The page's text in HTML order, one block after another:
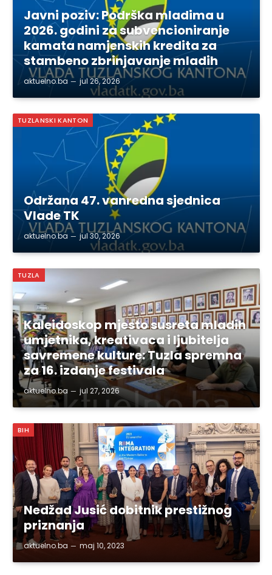
Javni poziv: Podrška mladima u
2026. godini za subvencioniranje
kamata namjenskih kredita za
stambeno zbrinjavanje mladih
aktuelno.ba jul 26, 2026
TUZLANSKI KANTON
Održana 47. vanredna sjednica
Vlade TK
aktuelno.ba jul 30, 2026
TUZLA
Kaleidoskop mjesto susreta mladih
umjetnika, kreativaca i ljubitelja
savremene kulture: Tuzla spremna
za 16. izdanje festivala
aktuelno.ba jul 27, 2026
BIH
Nedžad Jusić dobitnik prestižnog
priznanja
aktuelno.ba maj 10, 2023